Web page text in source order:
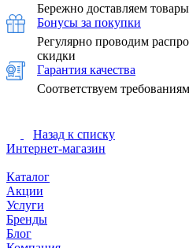
Бережно доставляем
Бонусы за покупки
Регулярно проводим
скидки
Гарантия качества
Соответствуем
Назад к списку
Интернет-магазин
Каталог
Акции
Услуги
Бренды
Блог